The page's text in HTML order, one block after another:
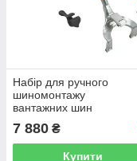
Набір для ручного
шиномонтажу
вантажних шин
REDATS STANDART
7 880 ₴
Купити